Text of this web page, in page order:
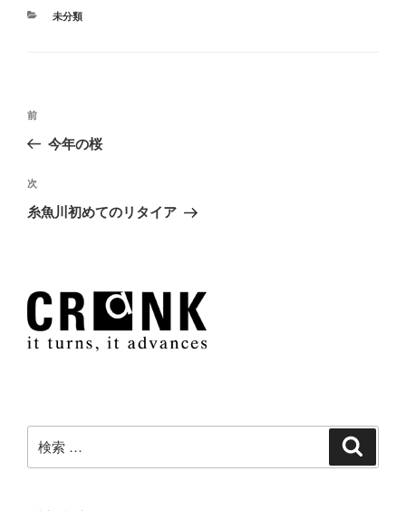
カ
未分類
投
ナ
ビ
ゲ
ン
過
去
投
稿
前
今年の桜
次
の
次
糸魚川初めてのリタイア
索: